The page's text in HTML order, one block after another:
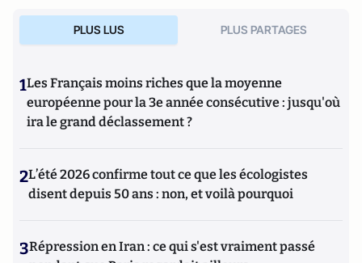
PLUS LUS PLUS PARTAGES
1Les Français moins riches que la moyenne
européenne pour la 3e année consécutive : jusqu'où
ira le grand déclassement ?
2L’été 2026 confirme tout ce que les écologistes
disent depuis 50 ans : non, et voilà pourquoi
3Répression en Iran : ce qui s'est vraiment passé